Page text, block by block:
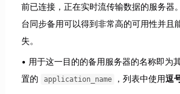
前已连接，正在实时流传输数据的服务器
台同步备用可以得到非常高的可用性并且
失。
用于这一目的的备用服务器的名称即为
置的
application_name ，列表中使用逗